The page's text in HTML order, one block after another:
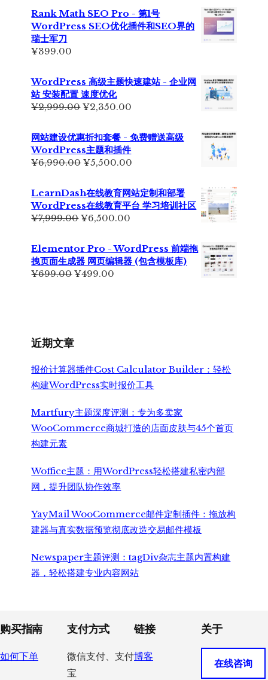
Rank Math SEO Pro - 第1号
WordPress SEO优化插件和SEO界的
瑞士军刀
¥399.00
WordPress 高级主题快速建站 - 企业网
站 安装配置 速度优化
¥2,999.00原
为：
¥2,999.00。
¥2,350.00
价
格
为：
网站建设优惠折扣套餐 - 免费赠送高级
WordPress主题和插件
¥6,990.00原
为：
¥6,990.00。
¥5,500.00
价
格
为：
LearnDash在线教育网站定制和部署
WordPress在线教育平台 学习培训社区
¥7,999.00原
为：
¥7,999.00。
¥6,500.00
价
格
为：
Elementor Pro - WordPress 前端拖
拽页面生成器 网页编辑器 (包含模板库)
¥699.00原
¥499.00
近期文章
报价计算器插件Cost Calculator Builder：轻松
构建WordPress实时报价工具
Martfury主题深度评测：专为多卖家
WooCommerce商城打造的店面皮肤与45个首页
构建元素
Woffice主题：用WordPress轻松搭建私密内部
网，提升团队协作效率
YayMail WooCommerce邮件定制插件：拖放构
建器与真实数据预览彻底改造交易邮件模板
Newspaper主题评测：tagDiv杂志主题内置构建
器，轻松搭建专业内容网站
Footer
购买指南
如何下单
支付方式
微信支付、支付
宝
链接
博客
关于
在线咨询